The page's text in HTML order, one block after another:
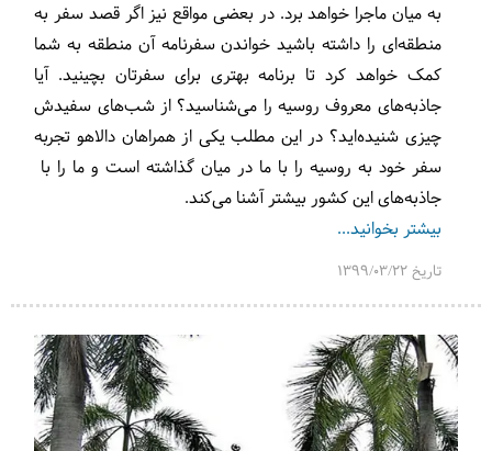
به میان ماجرا خواهد برد. در بعضی مواقع نیز اگر قصد سفر به
منطقه‌ای را داشته باشید خواندن سفرنامه آن منطقه به شما
کمک خواهد کرد تا برنامه بهتری برای سفرتان بچینید. آیا
جاذبه‌های معروف روسیه را می‌شناسید؟ از شب‌های سفیدش
چیزی شنیده‌اید؟ در این مطلب یکی از همراهان دالاهو تجربه
سفر خود به روسیه را با ما در میان گذاشته است و ما را با
جاذبه‌های این کشور بیشتر آشنا می‌کند.
بیشتر بخوانید...
تاریخ 1399/03/22